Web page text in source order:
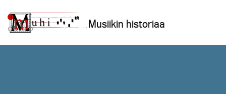
sisältöön
Musiikin historiaa